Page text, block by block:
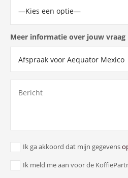
Meer informatie over jouw vraag
Ik ga akkoord dat mijn gegevens
Ik meld me aan voor de